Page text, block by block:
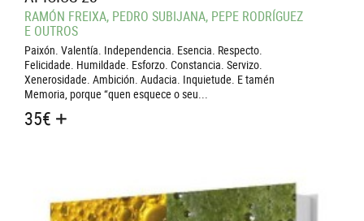
RAMÓN FREIXA, PEDRO SUBIJANA, PEPE RODRÍGUEZ
E OUTROS
Paixón. Valentía. Independencia. Esencia. Respecto.
Felicidade. Humildade. Esforzo. Constancia. Servizo.
Xenerosidade. Ambición. Audacia. Inquietude. E tamén
Memoria, porque “quen esquece o seu...
35€